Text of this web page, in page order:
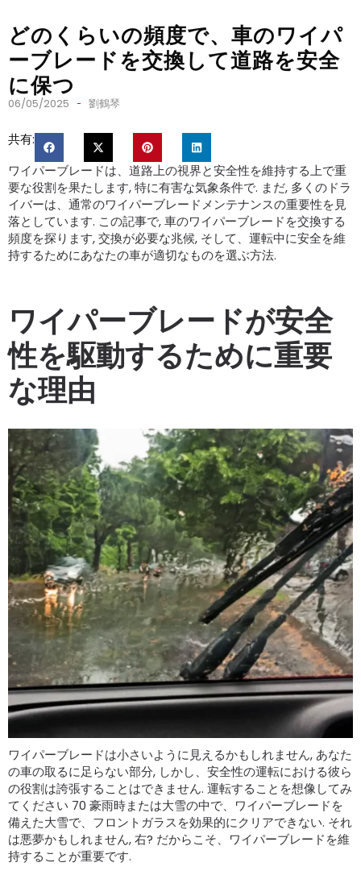
どのくらいの頻度で、車のワイパ
ーブレードを交換して道路を安全
に保つ
06/05/2025 劉鶴琴
共有:
ワイパーブレードは、道路上の視界と安全性を維持する上で重
要な役割を果たします, 特に有害な気象条件で. まだ, 多くのドラ
イバーは、通常のワイパーブレードメンテナンスの重要性を見
落としています. この記事で, 車のワイパーブレードを交換する
頻度を探ります, 交換が必要な兆候, そして、運転中に安全を維
持するためにあなたの車が適切なものを選ぶ方法.
ワイパーブレードが安全
性を駆動するために重要
な理由
ワイパーブレードは小さいように見えるかもしれません, あなた
の車の取るに足らない部分, しかし、安全性の運転における彼ら
の役割は誇張することはできません. 運転することを想像してみ
てください 70 豪雨時または大雪の中で、ワイパーブレードを
備えた大雪で、フロントガラスを効果的にクリアできない. それ
は悪夢かもしれません, 右? だからこそ、ワイパーブレードを維
持することが重要です.